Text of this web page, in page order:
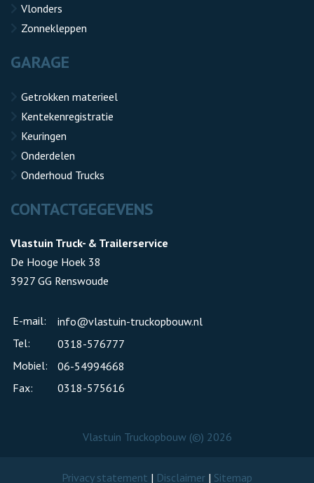
Vlonders
Zonnekleppen
GARAGE
Getrokken materieel
Kentekenregistratie
Keuringen
Onderdelen
Onderhoud Trucks
CONTACTGEGEVENS
Vlastuin Truck- & Trailerservice
De Hooge Hoek 38
3927 GG Renswoude
E-mail:
info@vlastuin-truckopbouw.nl
Tel:
0318-576777
Mobiel:
06-54994668
Fax:
0318-575616
Vlastuin Truckopbouw (©) 2026
Privacy statement | Disclaimer | Sitemap